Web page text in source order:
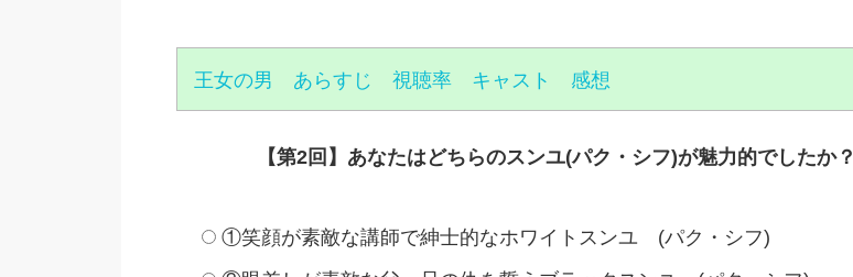
王女の男 あらすじ 視聴率 キャスト 感想
【第2回】あなたはどちらのスンユ(パク・シフ)が魅力的でしたか？
①笑顔が素敵な講師で紳士的なホワイトスンユ (パク・シフ)